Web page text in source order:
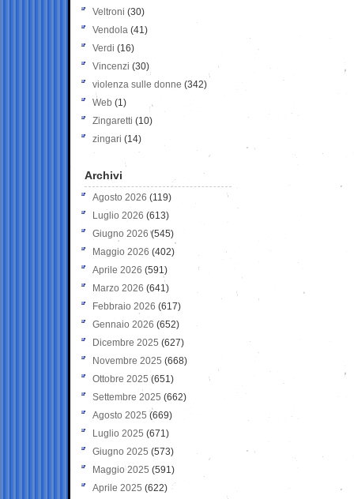
Veltroni (30)
Vendola (41)
Verdi (16)
Vincenzi (30)
violenza sulle donne (342)
Web (1)
Zingaretti (10)
zingari (14)
Archivi
Agosto 2026 (119)
Luglio 2026 (613)
Giugno 2026 (545)
Maggio 2026 (402)
Aprile 2026 (591)
Marzo 2026 (641)
Febbraio 2026 (617)
Gennaio 2026 (652)
Dicembre 2025 (627)
Novembre 2025 (668)
Ottobre 2025 (651)
Settembre 2025 (662)
Agosto 2025 (669)
Luglio 2025 (671)
Giugno 2025 (573)
Maggio 2025 (591)
Aprile 2025 (622)